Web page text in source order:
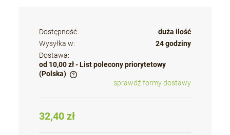
Dostępność:
duża ilość
Wysyłka w:
24 godziny
Dostawa:
od 10,00 zł - List polecony priorytetowy
(Polska)
Cena nie zawiera ewentualnych kosztów płatności
sprawdź formy dostawy
32,40 zł